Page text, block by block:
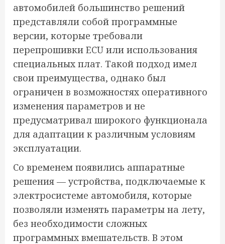
автомобилей большинство решений
представляли собой программные
версии, которые требовали
перепрошивки ECU или использования
специальных плат. Такой подход имел
свои преимущества, однако был
ограничен в возможностях оперативного
изменения параметров и не
предусматривал широкого функционала
для адаптации к различным условиям
эксплуатации.
Со временем появились аппаратные
решения — устройства, подключаемые к
электросистеме автомобиля, которые
позволяли изменять параметры на лету,
без необходимости сложных
программных вмешательств. В этом